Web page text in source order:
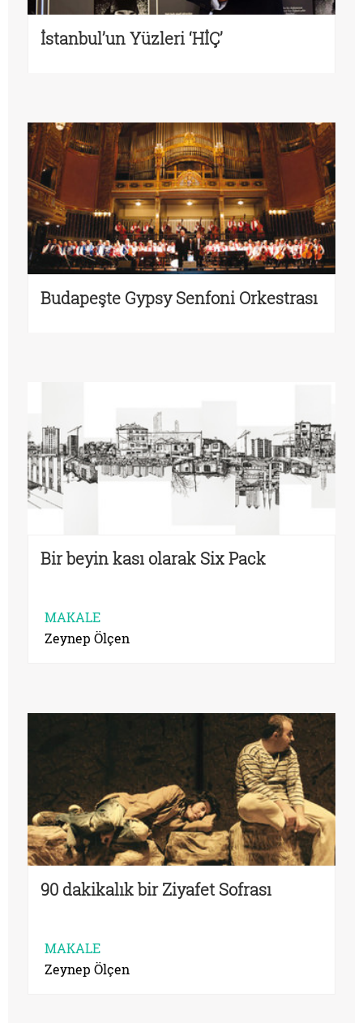
İstanbul’un Yüzleri ‘HİÇ’
Budapeşte Gypsy Senfoni Orkestrası
Bir beyin kası olarak Six Pack
MAKALE
Zeynep Ölçen
90 dakikalık bir Ziyafet Sofrası
MAKALE
Zeynep Ölçen